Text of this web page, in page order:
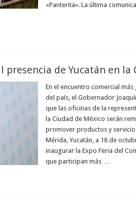
«Panterita». La última
de Yucatán en la
En el encuentro comercial
del país, el Gobernador
que las oficinas de la
la Ciudad de México serán
promover productos y
Mérida, Yucatán, a 18 de
inaugurar la Expo Feria del
que participan más …